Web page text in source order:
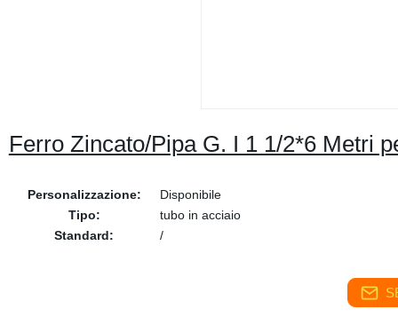
Ferro Zincato/Pipa G. I 1 1/2*6 Metri
Personalizzazione:
Disponibile
Tipo:
tubo in acciaio
Standard:
/